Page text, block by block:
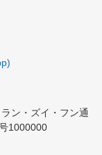
ン・ズイ・フン通
1000000